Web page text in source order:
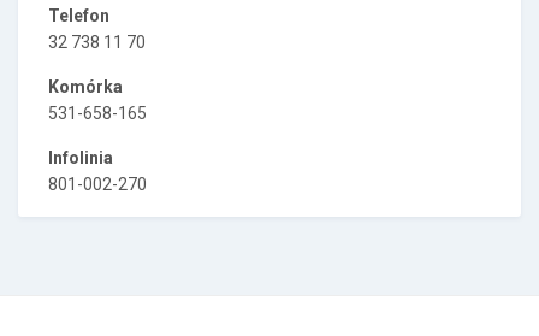
Telefon
32 738 11 70
Komórka
531-658-165
Infolinia
801-002-270